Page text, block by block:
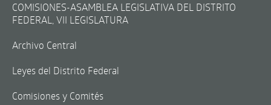
COMISIONES-ASAMBLEA LEGISLATIVA DEL DISTRITO
FEDERAL, VII LEGISLATURA
Archivo Central
Leyes del Distrito Federal
Comisiones y Comités